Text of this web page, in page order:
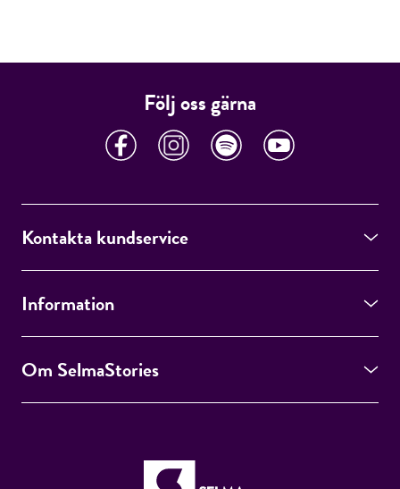
Följ oss gärna
Kontakta kundservice
Information
Om SelmaStories